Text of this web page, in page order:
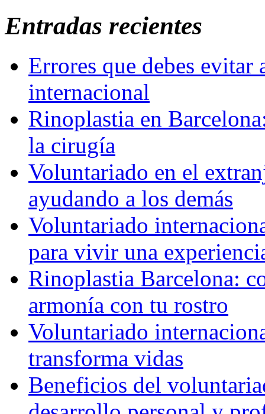
Entradas recientes
Errores que debes
internacional
Rinoplastia en
la cirugía
Voluntariado en el
ayudando a los demás
Voluntariado
para vivir una
Rinoplastia Barcelona:
armonía con tu rostro
Voluntariado
transforma vidas
Beneficios del